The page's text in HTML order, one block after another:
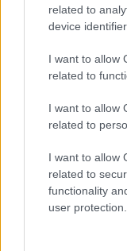
related to
device
I want to allow
related to
I want to allow
related to
I want to allow
related to
functionality
user protection.
Aκολουθήστε
παντού…